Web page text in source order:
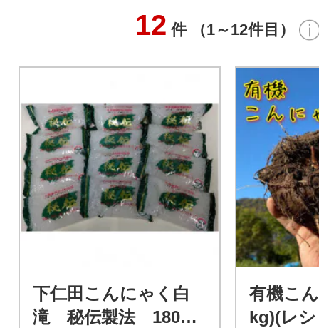
12 件 （1～12件目）
下仁田こんにゃく白
滝 秘伝製法 180g×
有機こ
kg)(レ